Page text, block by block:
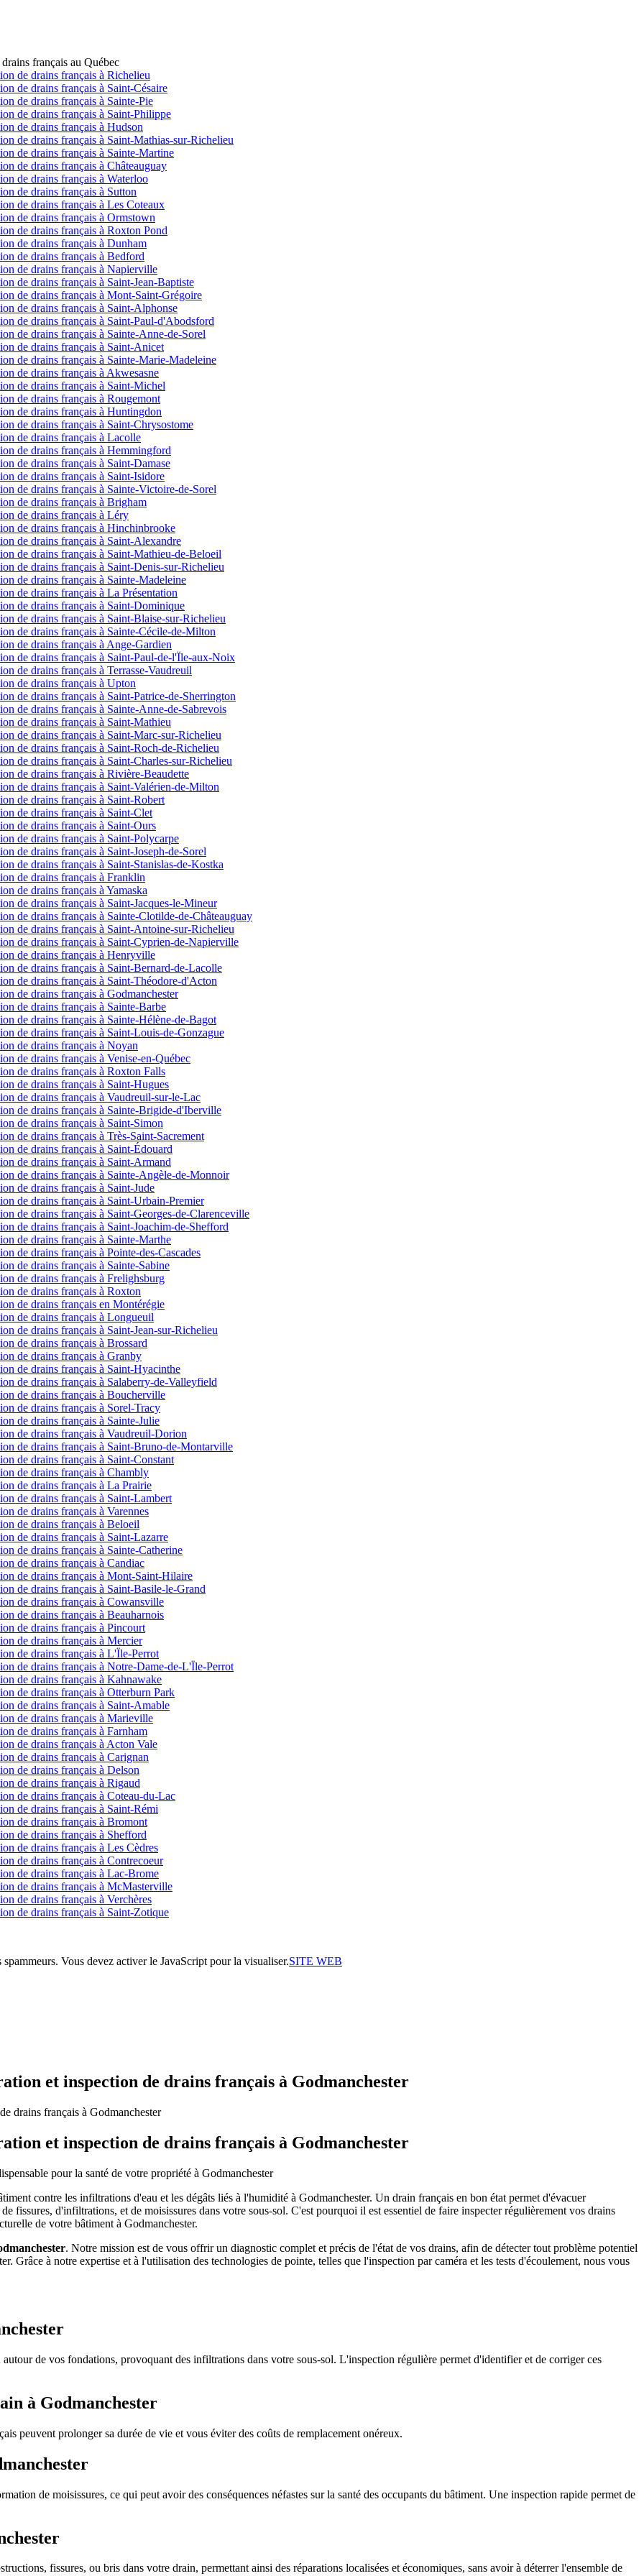
français au Québec
de drains français à Richelieu
de drains français à Saint-Césaire
de drains français à Sainte-Pie
de drains français à Saint-Philippe
de drains français à Hudson
de drains français à Saint-Mathias-sur-Richelieu
de drains français à Sainte-Martine
de drains français à Châteauguay
de drains français à Waterloo
de drains français à Sutton
de drains français à Les Coteaux
de drains français à Ormstown
de drains français à Roxton Pond
de drains français à Dunham
de drains français à Bedford
de drains français à Napierville
de drains français à Saint-Jean-Baptiste
de drains français à Mont-Saint-Grégoire
de drains français à Saint-Alphonse
de drains français à Saint-Paul-d'Abodsford
de drains français à Sainte-Anne-de-Sorel
de drains français à Saint-Anicet
de drains français à Sainte-Marie-Madeleine
de drains français à Akwesasne
de drains français à Saint-Michel
de drains français à Rougemont
de drains français à Huntingdon
de drains français à Saint-Chrysostome
de drains français à Lacolle
de drains français à Hemmingford
de drains français à Saint-Damase
de drains français à Saint-Isidore
de drains français à Sainte-Victoire-de-Sorel
de drains français à Brigham
de drains français à Léry
de drains français à Hinchinbrooke
de drains français à Saint-Alexandre
de drains français à Saint-Mathieu-de-Beloeil
de drains français à Saint-Denis-sur-Richelieu
de drains français à Sainte-Madeleine
de drains français à La Présentation
de drains français à Saint-Dominique
de drains français à Saint-Blaise-sur-Richelieu
de drains français à Sainte-Cécile-de-Milton
de drains français à Ange-Gardien
de drains français à Saint-Paul-de-l'Ïle-aux-Noix
de drains français à Terrasse-Vaudreuil
de drains français à Upton
de drains français à Saint-Patrice-de-Sherrington
de drains français à Sainte-Anne-de-Sabrevois
de drains français à Saint-Mathieu
de drains français à Saint-Marc-sur-Richelieu
de drains français à Saint-Roch-de-Richelieu
de drains français à Saint-Charles-sur-Richelieu
de drains français à Rivière-Beaudette
de drains français à Saint-Valérien-de-Milton
de drains français à Saint-Robert
de drains français à Saint-Clet
de drains français à Saint-Ours
de drains français à Saint-Polycarpe
de drains français à Saint-Joseph-de-Sorel
de drains français à Saint-Stanislas-de-Kostka
de drains français à Franklin
de drains français à Yamaska
de drains français à Saint-Jacques-le-Mineur
de drains français à Sainte-Clotilde-de-Châteauguay
de drains français à Saint-Antoine-sur-Richelieu
de drains français à Saint-Cyprien-de-Napierville
de drains français à Henryville
de drains français à Saint-Bernard-de-Lacolle
de drains français à Saint-Théodore-d'Acton
de drains français à Godmanchester
de drains français à Sainte-Barbe
de drains français à Sainte-Hélène-de-Bagot
de drains français à Saint-Louis-de-Gonzague
de drains français à Noyan
de drains français à Venise-en-Québec
de drains français à Roxton Falls
de drains français à Saint-Hugues
de drains français à Vaudreuil-sur-le-Lac
de drains français à Sainte-Brigide-d'Iberville
de drains français à Saint-Simon
de drains français à Très-Saint-Sacrement
de drains français à Saint-Édouard
de drains français à Saint-Armand
de drains français à Sainte-Angèle-de-Monnoir
de drains français à Saint-Jude
de drains français à Saint-Urbain-Premier
de drains français à Saint-Georges-de-Clarenceville
de drains français à Saint-Joachim-de-Shefford
de drains français à Sainte-Marthe
de drains français à Pointe-des-Cascades
de drains français à Sainte-Sabine
de drains français à Frelighsburg
de drains français à Roxton
de drains français en Montérégie
de drains français à Longueuil
de drains français à Saint-Jean-sur-Richelieu
de drains français à Brossard
de drains français à Granby
de drains français à Saint-Hyacinthe
de drains français à Salaberry-de-Valleyfield
de drains français à Boucherville
de drains français à Sorel-Tracy
de drains français à Sainte-Julie
de drains français à Vaudreuil-Dorion
de drains français à Saint-Bruno-de-Montarville
de drains français à Saint-Constant
de drains français à Chambly
de drains français à La Prairie
de drains français à Saint-Lambert
de drains français à Varennes
de drains français à Beloeil
de drains français à Saint-Lazarre
de drains français à Sainte-Catherine
de drains français à Candiac
de drains français à Mont-Saint-Hilaire
de drains français à Saint-Basile-le-Grand
de drains français à Cowansville
de drains français à Beauharnois
de drains français à Pincourt
de drains français à Mercier
de drains français à L'Ïle-Perrot
de drains français à Notre-Dame-de-L'Ïle-Perrot
de drains français à Kahnawake
de drains français à Otterburn Park
de drains français à Saint-Amable
de drains français à Marieville
de drains français à Farnham
de drains français à Acton Vale
de drains français à Carignan
de drains français à Delson
de drains français à Rigaud
de drains français à Coteau-du-Lac
de drains français à Saint-Rémi
de drains français à Bromont
de drains français à Shefford
de drains français à Les Cèdres
de drains français à Contrecoeur
de drains français à Lac-Brome
de drains français à McMasterville
de drains français à Verchères
de drains français à Saint-Zotique
Vous devez activer le JavaScript pour la visualiser.SITE WEB
et inspection de drains français à Godmanchester
et inspection de drains français à Godmanchester
pour la santé de votre propriété à Godmanchester
contre les infiltrations d'eau et les dégâts liés à l'humidité à Godmanchester. Un drain français en bon état permet d'évacuer
fissures, d'infiltrations, et de moisissures dans votre sous-sol. C'est pourquoi il est essentiel de faire inspecter régulièrement vos drains
de votre bâtiment à Godmanchester.
. Notre mission est de vous offrir un diagnostic complet et précis de l'état de vos drains, afin de détecter tout problème potentiel
Grâce à notre expertise et à l'utilisation des technologies de pointe, telles que l'inspection par caméra et les tests d'écoulement, nous vous
de vos fondations, provoquant des infiltrations dans votre sous-sol. L'inspection régulière permet d'identifier et de corriger ces
à Godmanchester
peuvent prolonger sa durée de vie et vous éviter des coûts de remplacement onéreux.
de moisissures, ce qui peut avoir des conséquences néfastes sur la santé des occupants du bâtiment. Une inspection rapide permet de
fissures, ou bris dans votre drain, permettant ainsi des réparations localisées et économiques, sans avoir à déterrer l'ensemble de